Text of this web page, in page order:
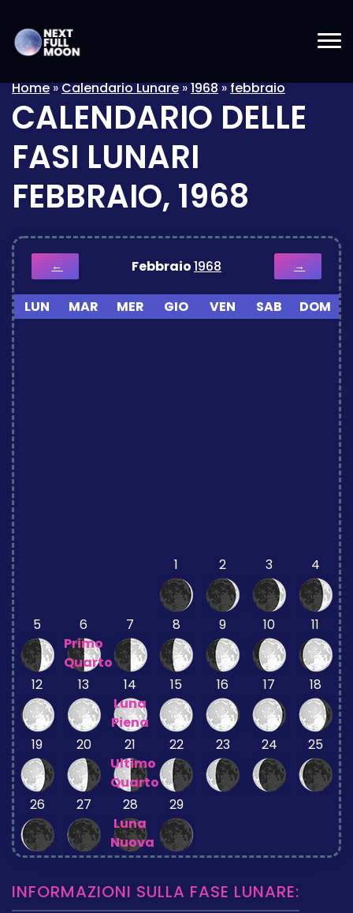
Home»Calendario Lunare»1968»febbraio
CALENDARIO DELLE
FASI LUNARI
FEBBRAIO, 1968
← Febbraio1968 →
LUN MAR MER GIO VEN SAB DOM
1 2 3 4
5
6
Primo
Quarto
7 8 9 10 11
12 13
14
Luna
Piena
15 16 17 18
19 20
21
Ultimo
Quarto
22 23 24 25
26 27
28
Luna
Nuova
29
INFORMAZIONI SULLA FASE LUNARE: